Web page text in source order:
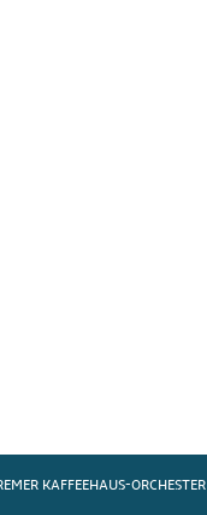
KAFFEEHAUS-ORCHESTER